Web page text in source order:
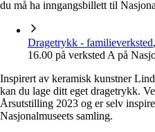
du må ha inngangsbillett til
Dragetrykk - familieverksted
16.00 på verksted A på
Inspirert av keramisk kunstner
kan du lage ditt eget dragetrykk.
Årsutstilling 2023 og er selv
Nasjonalmuseets samling.